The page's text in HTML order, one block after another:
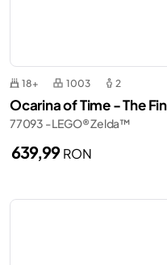
18+ 1003 2
Ocarina of Time - The
77093 - LEGO® Zelda™
639,99RON